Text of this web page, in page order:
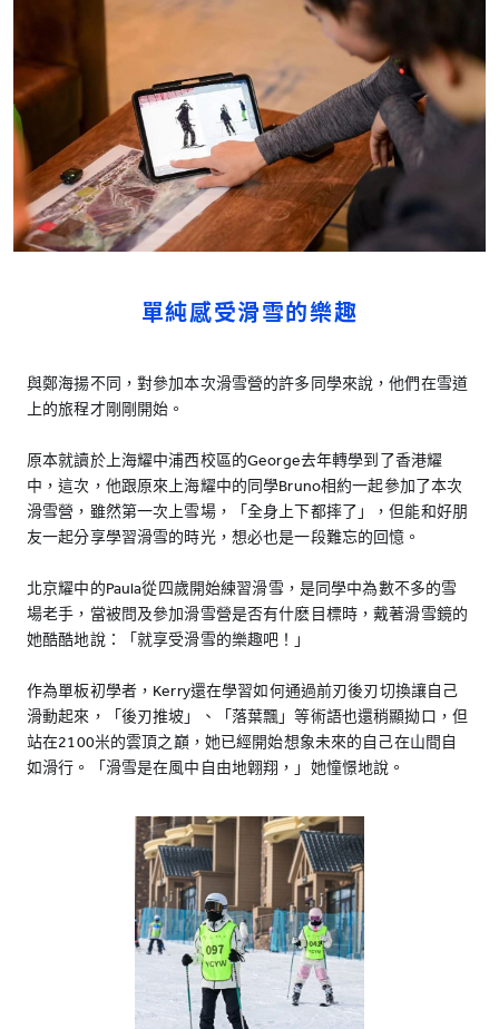
單純感受滑雪的樂趣
與鄭海揚不同，對參加本次滑雪營的許多同學來說，他們在雪道
上的旅程才剛剛開始。
原本就讀於上海耀中浦西校區的George去年轉學到了香港耀
中，這次，他跟原來上海耀中的同學Bruno相約一起參加了本次
滑雪營，雖然第一次上雪場，「全身上下都摔了」，但能和好朋
友一起分享學習滑雪的時光，想必也是一段難忘的回憶。
北京耀中的Paula從四歲開始練習滑雪，是同學中為數不多的雪
場老手，當被問及參加滑雪營是否有什麽目標時，戴著滑雪鏡的
她酷酷地說：「就享受滑雪的樂趣吧！」
作為單板初學者，Kerry還在學習如何通過前刃後刃切換讓自己
滑動起來，「後刃推坡」、「落葉飄」等術語也還稍顯拗口，但
站在2100米的雲頂之巔，她已經開始想象未來的自己在山間自
如滑行。「滑雪是在風中自由地翺翔，」她憧憬地說。